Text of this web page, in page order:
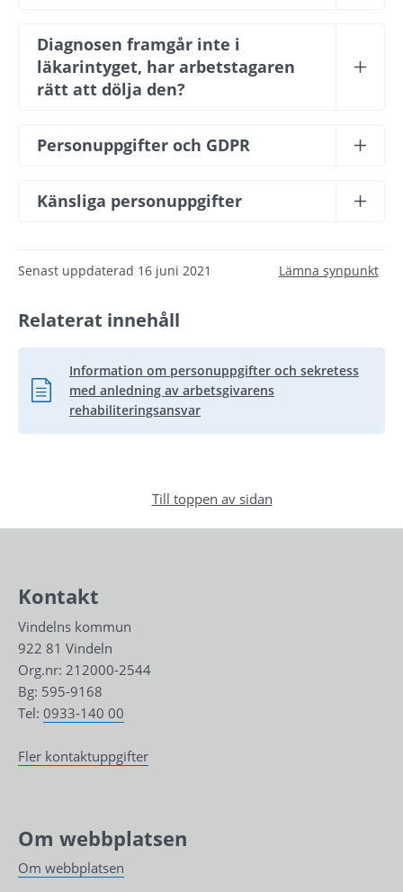
Diagnosen framgår inte i
läkarintyget, har arbetstagaren
rätt att dölja den?
Personuppgifter och GDPR
Känsliga personuppgifter
Senast uppdaterad 16 juni 2021 Lämna synpunkt
Relaterat innehåll
Information om personuppgifter och sekretess
med anledning av arbetsgivarens
rehabiliteringsansvar
Pdf, 226.6 kB.
Till toppen av sidan
Kontakt
Vindelns kommun
922 81 Vindeln
Org.nr: 212000-2544
Bg: 595-9168
Tel: 0933-140 00
Fler kontaktuppgifter
Om webbplatsen
Om webbplatsen